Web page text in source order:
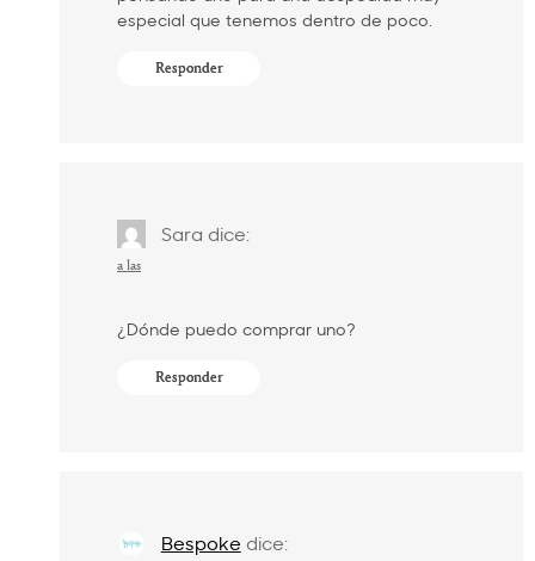
especial que tenemos dentro de poco.
Responder
Sara dice:
a las
¿Dónde puedo comprar uno?
Responder
Bespoke dice: